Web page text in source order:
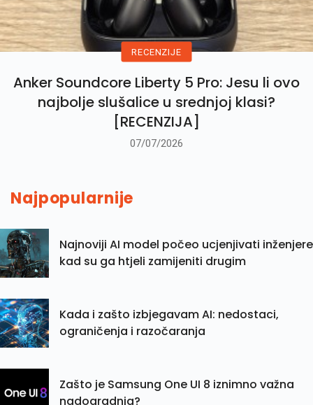
RECENZIJE
Anker Soundcore Liberty 5 Pro: Jesu li ovo
najbolje slušalice u srednjoj klasi?
[RECENZIJA]
07/07/2026
Najpopularnije
Najnoviji AI model počeo ucjenjivati inženjere
kad su ga htjeli zamijeniti drugim
Kada i zašto izbjegavam AI: nedostaci,
ograničenja i razočaranja
Zašto je Samsung One UI 8 iznimno važna
nadogradnja?